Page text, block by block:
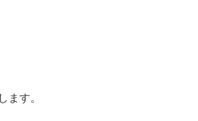
ます。